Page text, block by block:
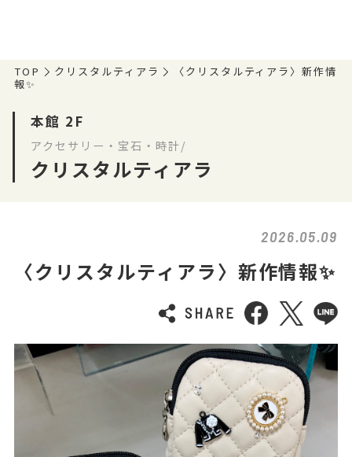
TOP クリスタルティアラ
〈クリスタルティアラ〉新作情
報✨
本館 2F
アクセサリー・宝石・時計/
クリスタルティアラ
2026.05.09
〈クリスタルティアラ〉新作情報✨